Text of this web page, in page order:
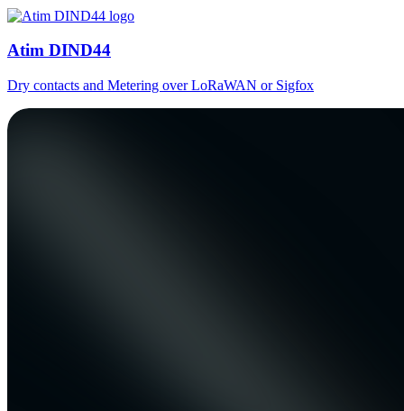
Atim DIND44
Dry contacts and Metering over LoRaWAN or Sigfox